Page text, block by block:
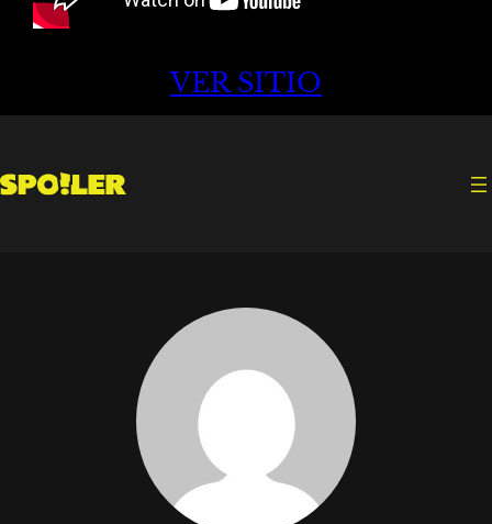
VER SITIO